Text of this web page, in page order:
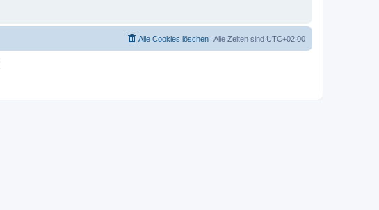
Alle Zeiten sind UTC+02:00
Alle Cookies löschen